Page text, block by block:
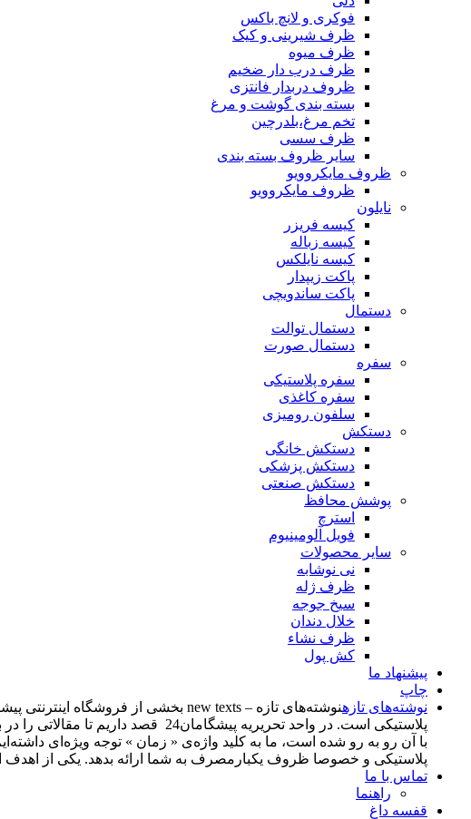
فوکری و لانچ باکس
ظرف شیرینی و کیک
ظرف میوه
ظرف درب دار ضخیم
ظروف دربدار فانتزی
بسته بندی گوشت و مرغ
تخم مرغ،بلدرچین
ظرف سسی
سایر ظروف بسته بندی
ظروف مایکروویو
ظروف مایکروویو
نایلون
کیسه فریزر
کیسه زباله
کیسه نایلکس
پاکت زیپدار
پاکت ساندویچی
دستمال
دستمال توالت
دستمال صورت
سفره
سفره پلاستیکی
سفره کاغذی
سلفون رومیزی
دستکش
دستکش خانگی
دستکش پزشکی
دستکش صنعتی
پوشش محافظ
استرچ
فویل آلومینیوم
سایر محصولات
نی نوشابه
ظرف ژله
سیخ جوجه
خلال دندان
ظرف نشاء
کش پول
پیشنهاد ما
چاپ
نوشته‌های تازه
پلاستیکی است. در واحد تحریریه
با آن رو به رو شده است، ما به کلید واژه‌ی « زمان » توجه ویژه‌ای
پلاستیکی و خصوصا ظروف یکبارمصرف به شما ارائه بدهد. یکی از اهدف از راه‌اندازی این بخش، در فروشگاه
تماس با ما
راهنما
قفسه داغ